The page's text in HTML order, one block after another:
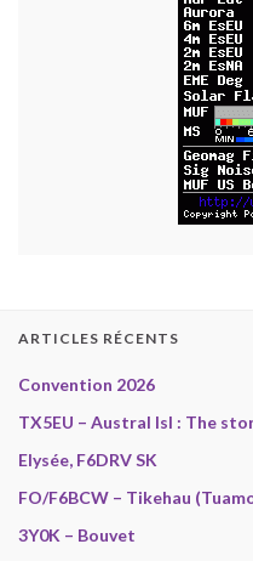
ARTICLES RÉCENTS
Convention 2026
TX5EU – Austral Isl : The
Elysée, F6DRV SK
FO/F6BCW – Tikehau
3Y0K – Bouvet